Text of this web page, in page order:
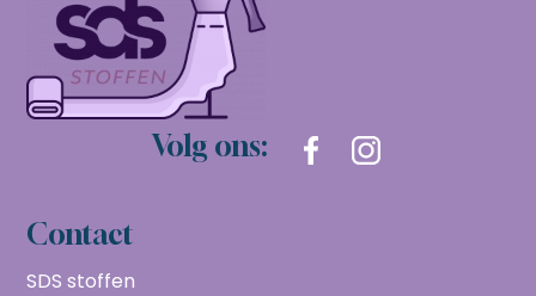
Volg ons:
Contact
SDS stoffen